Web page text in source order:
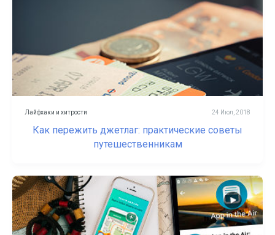
Помощь и поддержка
О компании
Покупка и пополнение
Лайфхаки и хитрости 24 Июл, 2018
Как пережить джетлаг: практические советы
путешественникам